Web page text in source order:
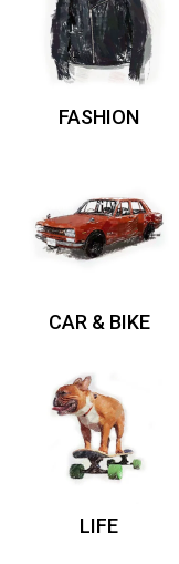
FASHION
CAR & BIKE
LIFE